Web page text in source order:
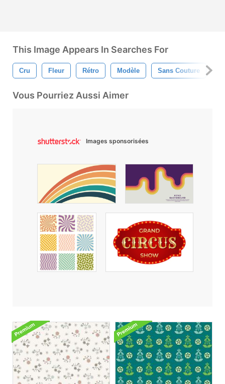
This Image Appears In Searches For
Cru Fleur Rétro Modèle Sans Couture
Vous Pourriez Aussi Aimer
Images sponsorisées